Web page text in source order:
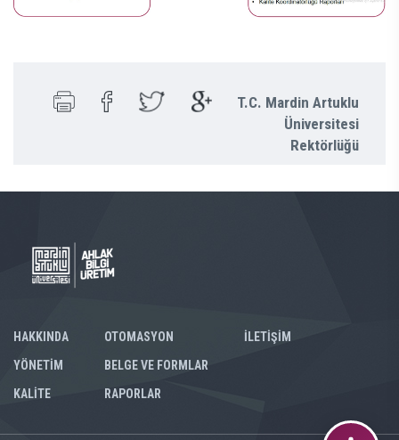
T.C. Mardin Artuklu
Üniversitesi
Rektörlüğü
HAKKINDA
YÖNETİM
KALİTE
OTOMASYON
BELGE VE FORMLAR
RAPORLAR
İLETİŞİM